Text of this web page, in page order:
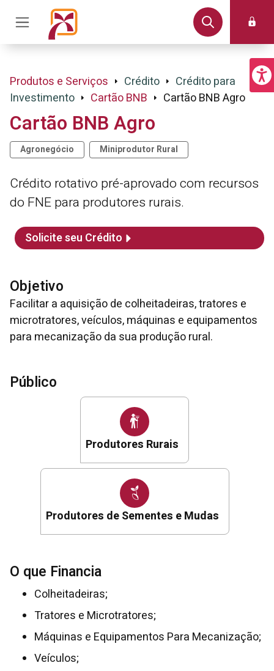
Produtos e Serviços Crédito
Crédito para
Investimento
Cartão BNB Cartão BNB Agro
Cartão BNB Agro
Agronegócio Miniprodutor Rural
Crédito rotativo pré-aprovado com recursos
do FNE para produtores rurais.
Solicite seu Crédito
Objetivo
Facilitar a aquisição de colheitadeiras, tratores e
microtratores, veículos, máquinas e equipamentos
para mecanização da sua produção rural.
Público
Produtores Rurais
Produtores de Sementes e Mudas
O que Financia
Colheitadeiras;
Tratores e Microtratores;
Máquinas e Equipamentos Para Mecanização;
Veículos;